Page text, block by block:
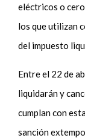
eléctricos o
los que utilizan
del impuesto
Entre el 22 de
liquidarán y
cumplan con
sanción